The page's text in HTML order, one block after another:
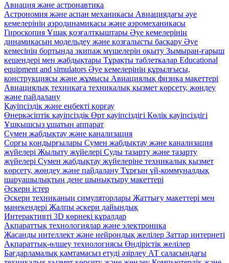
Авиация және астронавтика
Астрономия және аспан механикасы Авиациядағы әуе
кемелерінің аэродинамикасы және аэромеханикасы
Гироскопия Ұшақ қозғалтқыштары Әуе кемелерінің
динамикасын модельдеу және қозғалысты басқару Әуе
кемесінің бортында экипаж мүшелерін оқыту Зымыран-ғарыш
кешендері мен жабдықтары Тұрақты таблеткалар Educational
equipment and simulators Әуе кемелерінің құрылғысы,
конструкциясы және жұмысы Авиациялық физика макеттері
Авиациялық техникаға техникалық қызмет көрсету, жөндеу
және пайдалану
Қауіпсіздік және еңбекті қорғау
Өнеркәсіптік қауіпсіздік Өрт қауіпсіздігі Көлік қауіпсіздігі
Ұшқышсыз ұшатын аппарат
Сумен жабдықтау және канализация
Сорғы қондырғылары Сумен жабдықтау және канализация
жүйелері Жылыту жүйелері Суды тазарту және тазарту
жүйелері Сумен жабдықтау жүйелеріне техникалық қызмет
көрсету, жөндеу және пайдалану Тұрғын үй-коммуналдық
шаруашылықтың дене шынықтыру макеттері
Әскери істер
Әскери техниканың симуляторлары Жаттығу макеттері мен
манекендері Жалпы әскери дайындық
Интерактивті 3D көрнекі құралдар
Ақпараттық технологиялар және электроника
Жасанды интеллект және нейрондық желілер Заттар интернеті
Ақпараттық-өлшеу технологиясы Өндірістік желілер
Бағдарламалық қамтамасыз етуді әзірлеу АТ саласындағы